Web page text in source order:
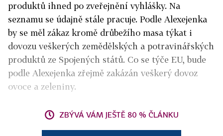
produktů ihned po zveřejnění vyhlášky. Na
seznamu se údajně stále pracuje. Podle Alexejenka
by se měl zákaz kromě drůbežího masa týkat i
dovozu veškerých zemědělských a potravinářských
produktů ze Spojených států. Co se týče EU, bude
podle Alexejenka zřejmě zakázán veškerý dovoz
ovoce a zeleniny.
ZBÝVÁ VÁM JEŠTĚ 80 % ČLÁNKU